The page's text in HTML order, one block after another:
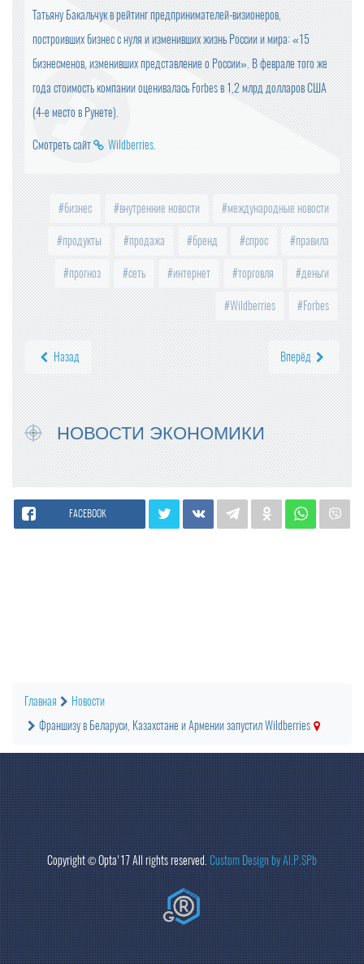
Татьяну Бакальчук в рейтинг предпринимателей-визионеров,
построивших бизнес с нуля и изменивших жизнь России и мира: «15
бизнесменов, изменивших представление о России». В феврале того же
года стоимость компании оценивалась Forbes в 1,2 млрд долларов США
(4-е место в Рунете).
Смотреть сайт Wildberries.
бизнес внутренние новости международные новости
продукты продажа бренд спрос правила
прогноз сеть интернет торговля деньги
Wildberries Forbes
Назад Вперёд
НОВОСТИ ЭКОНОМИКИ
FACEBOOK
Главная
Новости
Франшизу в Беларуси, Казахстане и Армении запустил Wildberries
Copyright ©Opta'17 All rights reserved.Custom Design by Al.P.SPb